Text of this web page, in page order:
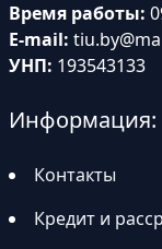
Время работы:
E-mail:
УНП: 193543133
Информация:
Контакты
Кредит и